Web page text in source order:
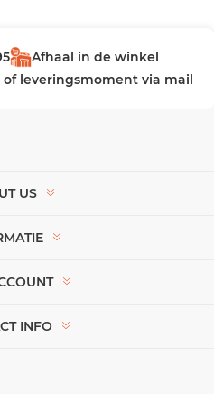
Afhaal in de winkel
leveringsmoment via mail
US
INFO